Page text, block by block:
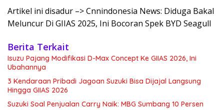
Artikel ini disadur –> Cnnindonesia News: Diduga Bakal
Meluncur Di GIIAS 2025, Ini Bocoran Spek BYD Seagull
Berita Terkait
Isuzu Pajang Modifikasi D-Max Concept Ke GIIAS 2026, Ini
Ubahannya
3 Kendaraan Pribadi Jagoan Suzuki Bisa Dijajal Langsung
Hingga GIIAS 2026
Suzuki Soal Penjualan Carry Naik: MBG Sumbang 10 Persen